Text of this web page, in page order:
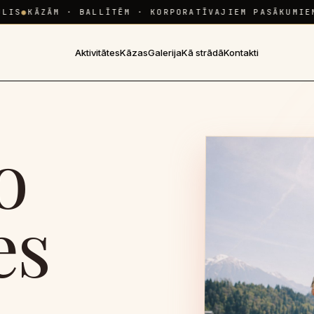
● KĀZĀM · BALLĪTĒM · KORPORATĪVAJIEM PASĀKUMIEM ●
AktivitātesKāzasGalerijaKā strādāKontakti